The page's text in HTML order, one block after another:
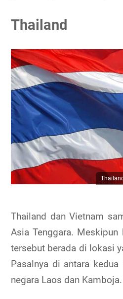
Thailand
Thailand dan Vietnam
Asia Tenggara. Meskipun
tersebut berada di lokasi
Pasalnya di antara
negara Laos dan Kamboja.